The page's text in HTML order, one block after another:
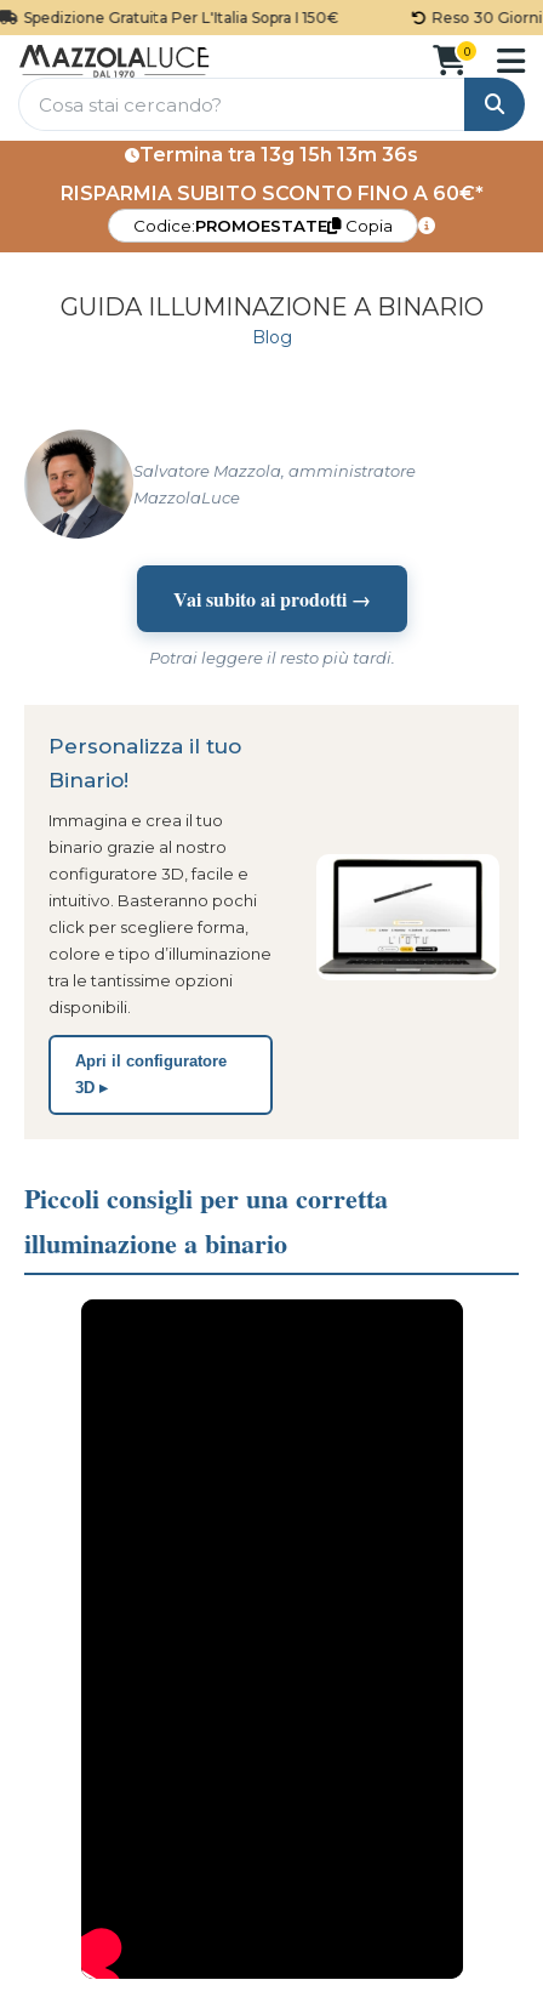
Gratuita Per L'Italia Sopra I 150€ Reso 30 Giorni
Cerca
0
Termina tra13g 15h 13m 35s
RISPARMIA SUBITO SCONTO FINO A 60€*
Codice:PROMOESTATE Copia
GUIDA ILLUMINAZIONE A BINARIO
Blog
Salvatore Mazzola, amministratore
MazzolaLuce
Vai subito ai prodotti →
Potrai leggere il resto più tardi.
Personalizza il tuo
Binario!
Immagina e crea il tuo
binario grazie al nostro
configuratore 3D, facile e
intuitivo. Basteranno pochi
click per scegliere forma,
colore e tipo d’illuminazione
tra le tantissime opzioni
disponibili.
Apri il configuratore
3D ▸
Piccoli consigli per una corretta
illuminazione a binario